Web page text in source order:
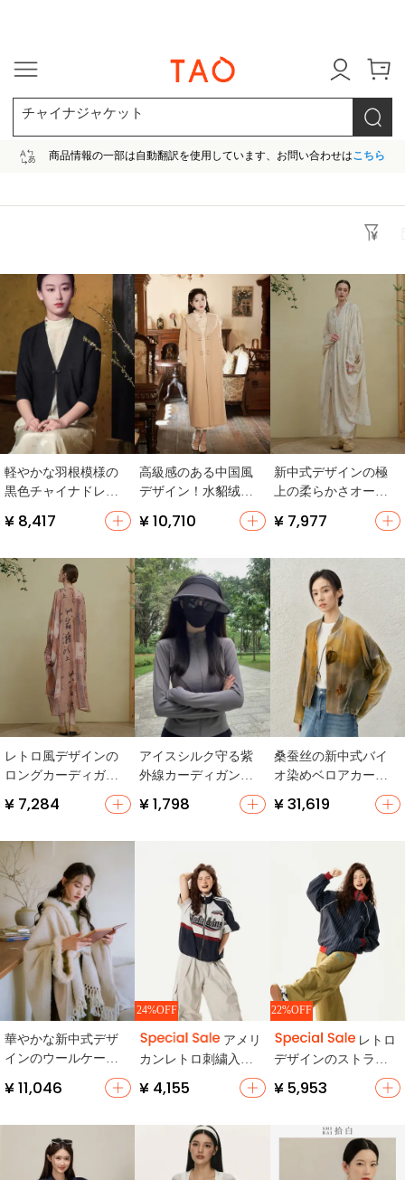
チャイナジャケット
商品情報の一部は自動翻訳を使用しています、お問い合わせはこちら
軽やかな羽根模様の
黒色チャイナドレス
風カーディガン【毛
織り・開放的なデザ
¥ 8,417
高級感のある中国風
デザイン！水貂绒コ
用・暖かい】
¥ 10,710
新中式デザインの極
上の柔らかさオープ
ンカーディガン【レ
トロ文芸・フィッ
¥ 7,977
レトロ風デザインの
ロングカーディガン
【国風・極上の柔ら
かさ・薄手・男女兼
¥ 7,284
アイスシルク守る紫
外線カーディガン
【夏用・薄手・通気
性・学生向け】
¥ 1,798
桑蚕丝の新中式バイ
オ染めベロアカーデ
ィガン【独特なデザ
イン・禅スタイル・
¥ 31,619
華やかな新中式デザ
インのウールケープ
【流れるようなフリ
ンジ付き・多用途】
¥ 11,046
24%OFF
アメリ
カンレトロ刺繍入り
半袖ジャケット【ゆ
ったりフィット・カ
¥ 4,155
22%OFF
レトロ
デザインのストライ
プ襟付きジャケット
【春用・フィット・
¥ 5,953